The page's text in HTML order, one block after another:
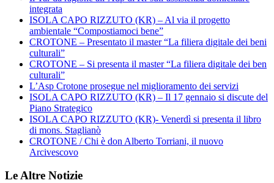
integrata
ISOLA CAPO RIZZUTO (KR) – Al via il progetto
ambientale “Compostiamoci bene”
CROTONE – Presentato il master “La filiera digitale dei beni
culturali”
CROTONE – Si presenta il master “La filiera digitale dei ben
culturali”
L’Asp Crotone prosegue nel miglioramento dei servizi
ISOLA CAPO RIZZUTO (KR) – Il 17 gennaio si discute del
Piano Strategico
ISOLA CAPO RIZZUTO (KR)- Venerdì si presenta il libro
di mons. Staglianò
CROTONE / Chi è don Alberto Torriani, il nuovo
Arcivescovo
Le Altre Notizie